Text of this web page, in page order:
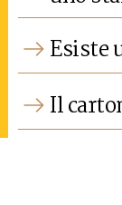
Esiste
Il